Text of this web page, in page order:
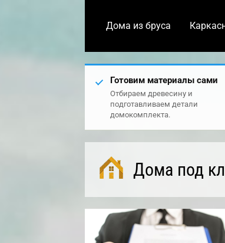
Дома из бруса
Готовим материалы сами
Отбираем древесину и
подготавливаем детали
домокомплекта.
Дома под